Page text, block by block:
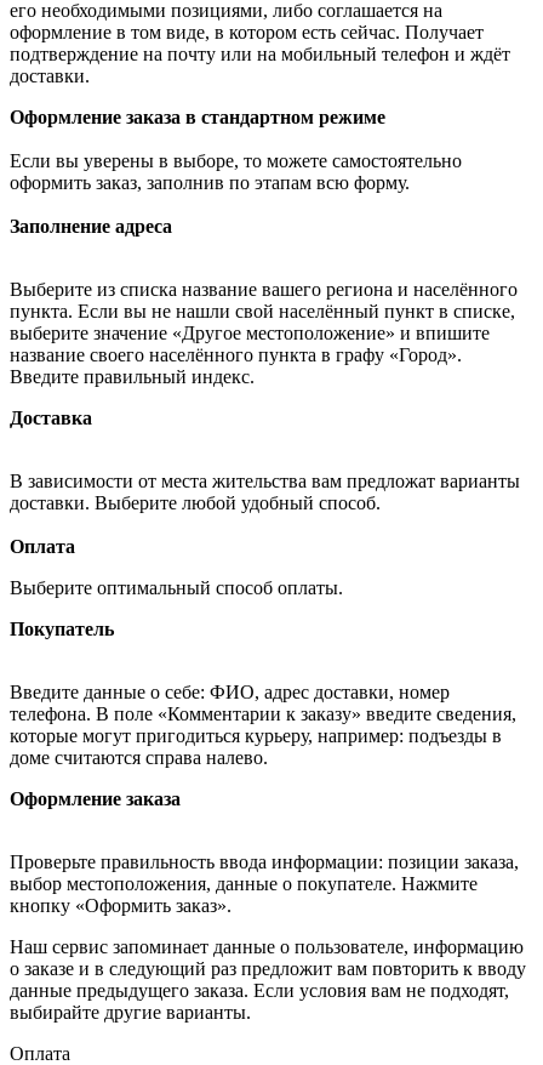
его необходимыми позициями, либо соглашается на
оформление в том виде, в котором есть сейчас. Получает
подтверждение на почту или на мобильный телефон и ждёт
доставки.
Оформление заказа в стандартном режиме
Если вы уверены в выборе, то можете самостоятельно
оформить заказ, заполнив по этапам всю форму.
Заполнение адреса
Выберите из списка название вашего региона и населённого
пункта. Если вы не нашли свой населённый пункт в списке,
выберите значение «Другое местоположение» и впишите
название своего населённого пункта в графу «Город».
Введите правильный индекс.
Доставка
В зависимости от места жительства вам предложат варианты
доставки. Выберите любой удобный способ.
Оплата
Выберите оптимальный способ оплаты.
Покупатель
Введите данные о себе: ФИО, адрес доставки, номер
телефона. В поле «Комментарии к заказу» введите сведения,
которые могут пригодиться курьеру, например: подъезды в
доме считаются справа налево.
Оформление заказа
Проверьте правильность ввода информации: позиции заказа,
выбор местоположения, данные о покупателе. Нажмите
кнопку «Оформить заказ».
Наш сервис запоминает данные о пользователе, информацию
о заказе и в следующий раз предложит вам повторить к вводу
данные предыдущего заказа. Если условия вам не подходят,
выбирайте другие варианты.
Оплата